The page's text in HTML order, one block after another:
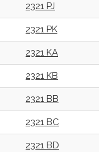
2321 PJ
2321 PK
2321 KA
2321 KB
2321 BB
2321 BC
2321 BD